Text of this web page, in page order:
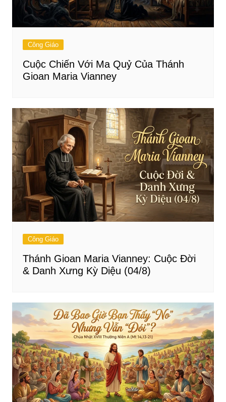
Công Giáo
Cuộc Chiến Với Ma Quỷ Của Thánh
Gioan Maria Vianney
Công Giáo
Thánh Gioan Maria Vianney: Cuộc Đời
& Danh Xưng Kỳ Diệu (04/8)